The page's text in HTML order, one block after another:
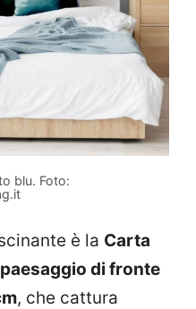
blu. Foto:
è la Carta
di fronte
, che cattura